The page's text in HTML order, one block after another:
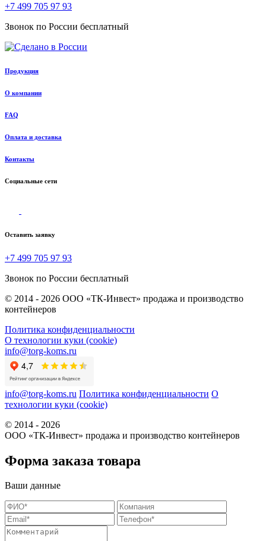
+7 499 705 97 93
Звонок по России бесплатный
Продукция
О компании
FAQ
Оплата и доставка
Контакты
Социальные сети
Оставить заявку
+7 499 705 97 93
Звонок по России бесплатный
© 2014 - 2026 ООО «ТК-Инвест» продажа и производство
контейнеров
Политика конфиденциальности
О технологии куки (cookie)
info@torg-koms.ru
info@torg-koms.ru Политика конфиденциальности О
технологии куки (cookie)
© 2014 - 2026
ООО «ТК-Инвест» продажа и производство контейнеров
Форма заказа товара
Ваши данные